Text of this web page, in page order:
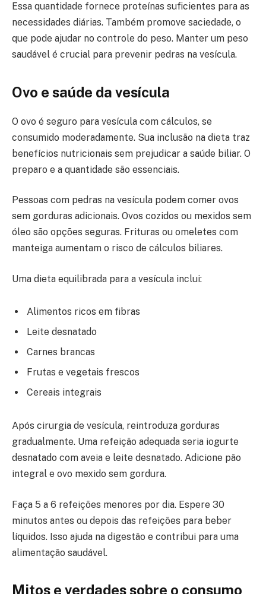
Essa quantidade fornece proteínas suficientes para as
necessidades diárias. Também promove saciedade, o
que pode ajudar no controle do peso. Manter um peso
saudável é crucial para prevenir pedras na vesícula.
Ovo e saúde da vesícula
O ovo é seguro para vesícula com cálculos, se
consumido moderadamente. Sua inclusão na dieta traz
benefícios nutricionais sem prejudicar a saúde biliar. O
preparo e a quantidade são essenciais.
Pessoas com pedras na vesícula podem comer ovos
sem gorduras adicionais. Ovos cozidos ou mexidos sem
óleo são opções seguras. Frituras ou omeletes com
manteiga aumentam o risco de cálculos biliares.
Uma dieta equilibrada para a vesícula inclui:
Alimentos ricos em fibras
Leite desnatado
Carnes brancas
Frutas e vegetais frescos
Cereais integrais
Após cirurgia de vesícula, reintroduza gorduras
gradualmente. Uma refeição adequada seria iogurte
desnatado com aveia e leite desnatado. Adicione pão
integral e ovo mexido sem gordura.
Faça 5 a 6 refeições menores por dia. Espere 30
minutos antes ou depois das refeições para beber
líquidos. Isso ajuda na digestão e contribui para uma
alimentação saudável.
Mitos e verdades sobre o consumo